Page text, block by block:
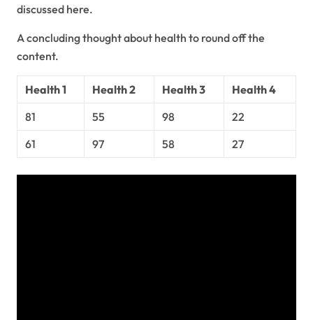
discussed here.
A concluding thought about health to round off the
content.
Health 1 Health 2 Health 3
Health 4
81
55 98
22
61
97 58 27